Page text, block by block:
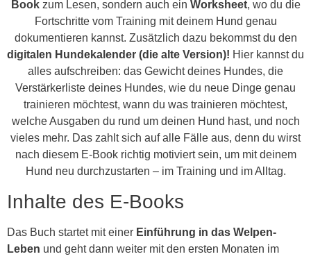
Bookzum Lesen, sondern auch ein Worksheet, wo du die
Fortschritte vom Training mit deinem Hund genau
dokumentieren kannst. Zusätzlich dazu bekommst du den
digitalen Hundekalender (die alte Version)! Hier kannst du
alles aufschreiben: das Gewicht deines Hundes, die
Verstärkerliste deines Hundes, wie du neue Dinge genau
trainieren möchtest, wann du was trainieren möchtest,
welche Ausgaben du rund um deinen Hund hast, und noch
vieles mehr. Das zahlt sich auf alle Fälle aus, denn du wirst
nach diesem E-Book richtig motiviert sein, um mit deinem
Hund neu durchzustarten – im Training und im Alltag.
Inhalte des E-Books
Das Buch startet mit einer Einführung in das Welpen-
Leben und geht dann weiter mit den ersten Monaten im